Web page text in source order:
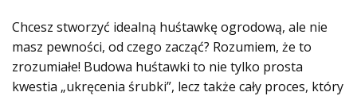
Chcesz stworzyć idealną huśtawkę ogrodową, ale nie
masz pewności, od czego zacząć? Rozumiem, że to
zrozumiałe! Budowa huśtawki to nie tylko prosta
kwestia „ukręcenia śrubki”, lecz także cały proces, który